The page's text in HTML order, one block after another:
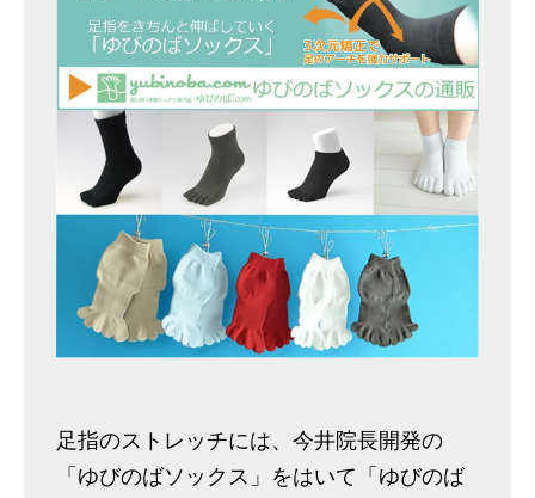
足指のストレッチには、今井院長開発の
「ゆびのばソックス」をはいて「ゆびのば